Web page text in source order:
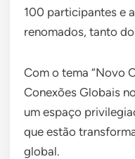
100 participantes e
renomados, tanto
Com o tema “Novo
Conexões Globais
um espaço
que estão
global.